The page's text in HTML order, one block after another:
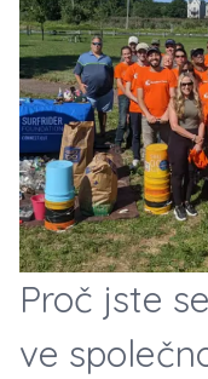
Proč jste
ve